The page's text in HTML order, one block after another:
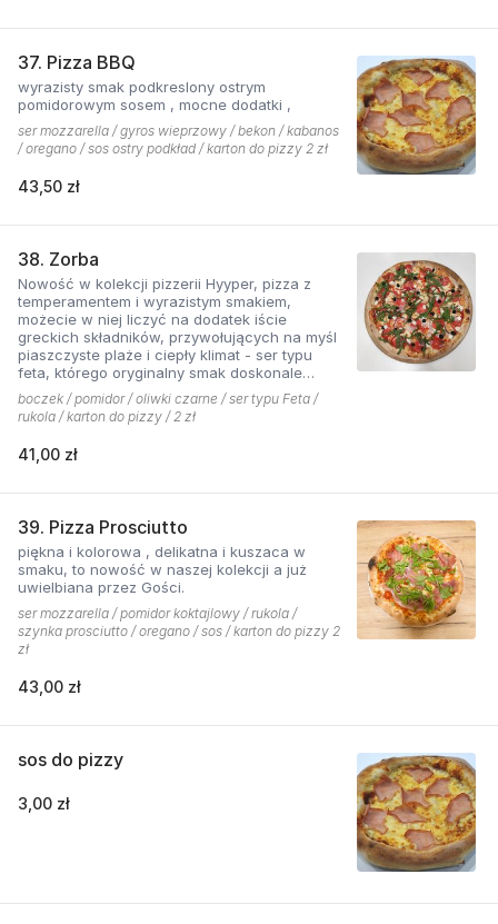
37. Pizza BBQ
wyrazisty smak podkreslony ostrym
pomidorowym sosem , mocne dodatki ,
ser mozzarella / gyros wieprzowy / bekon / kabanos
/ oregano / sos ostry podkład / karton do pizzy 2 zł
43,50 zł
38. Zorba
Nowość w kolekcji pizzerii Hyyper, pizza z
temperamentem i wyrazistym smakiem,
możecie w niej liczyć na dodatek iście
greckich składników, przywołujących na myśl
piaszczyste plaże i ciepły klimat - ser typu
feta, którego oryginalny smak doskonale
współgra z przypieczoną czerwoną cebulką,
a także oliwki czarne, które nadają pizzy
wyjątkowo greckiego charakteru, wszystko to
grillowanego boczku. Jest to pizza dla
boją się poznawać nowych połączeń.
boczek / pomidor / oliwki czarne / ser typu Feta /
rukola / karton do pizzy / 2 zł
41,00 zł
39. Pizza Prosciutto
piękna i kolorowa , delikatna i kuszaca w
smaku, to nowość w naszej kolekcji a już
uwielbiana przez Gości.
ser mozzarella / pomidor koktajlowy / rukola /
szynka prosciutto / oregano / sos / karton do pizzy 2
zł
43,00 zł
sos do pizzy
3,00 zł